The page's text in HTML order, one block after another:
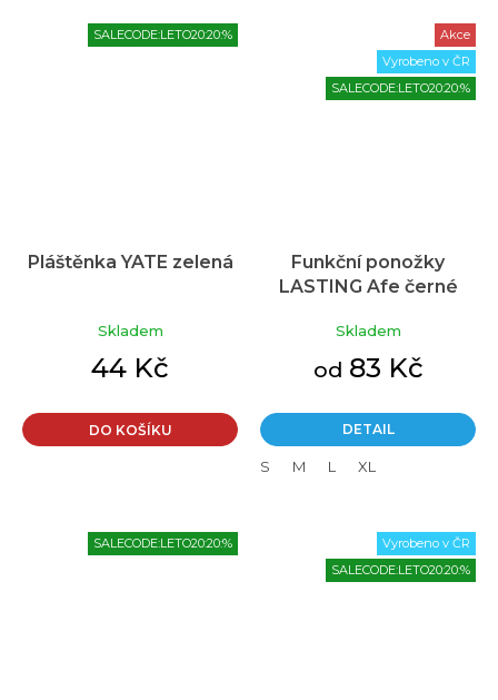
SALECODE:LETO20:20:%
Pláštěnka YATE zelená
Skladem
44 Kč
DO KOŠÍKU
Akce
Vyrobeno v ČR
SALECODE:LETO20:20:%
Funkční ponožky
LASTING Afe černé
Průměrné
produktu
je
5,0
5
hvězdiček.
Skladem
od 83 Kč
DETAIL
S M L XL
SALECODE:LETO20:20:%
Vyrobeno v ČR
SALECODE:LETO20:20:%